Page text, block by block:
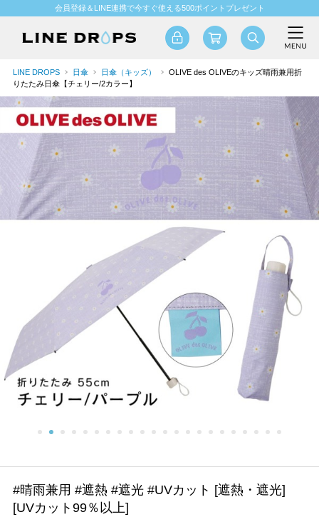
会員登録＆LINE連携で今すぐ使える500ポイントプレゼント
LINE DROPS 日傘 日傘（キッズ）
OLIVE des OLIVEのキッズ晴雨兼用折
りたたみ日傘【チェリー/2カラー】
#晴雨兼用 #遮熱 #遮光 #UVカット [遮熱・遮光]
[UVカット99％以上]